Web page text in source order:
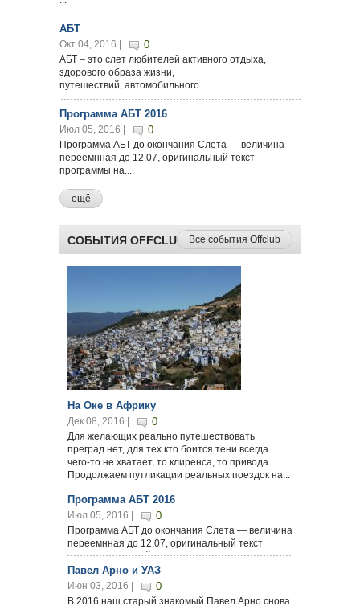
АБТ
Окт 04, 2016 | 0
АБТ – это слет любителей активного отдыха,
здорового образа жизни,
путешествий, автомобильного...
Программа АБТ 2016
Июл 05, 2016 | 0
Программа АБТ до окончания Слета — величина
переемнная до 12.07, оригинальный текст
программы на...
ещё
СОБЫТИЯ OFFCLUB
На Оке в Африку
Дек 08, 2016 | 0
Для желающих реально путешествовать
преград нет, для тех кто боится тени всегда
чего-то не хватает, то клиренса, то привода.
Продолжаем путликации реальных поездок на...
Программа АБТ 2016
Июл 05, 2016 | 0
Программа АБТ до окончания Слета — величина
переемнная до 12.07, оригинальный текст
программы на сайте offclub.ru.
Программу фестиваля АБТ необходимо как
часть...
Павел Арно и УАЗ
Июн 03, 2016 | 0
В 2016 наш старый знакомый Павел Арно снова
Все события Offclub